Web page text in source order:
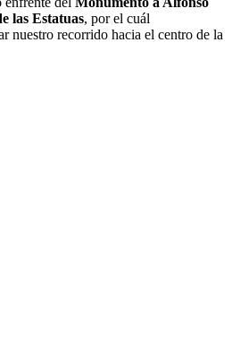
las Estatuas, por el cuál
nuestro recorrido hacia el centro de la